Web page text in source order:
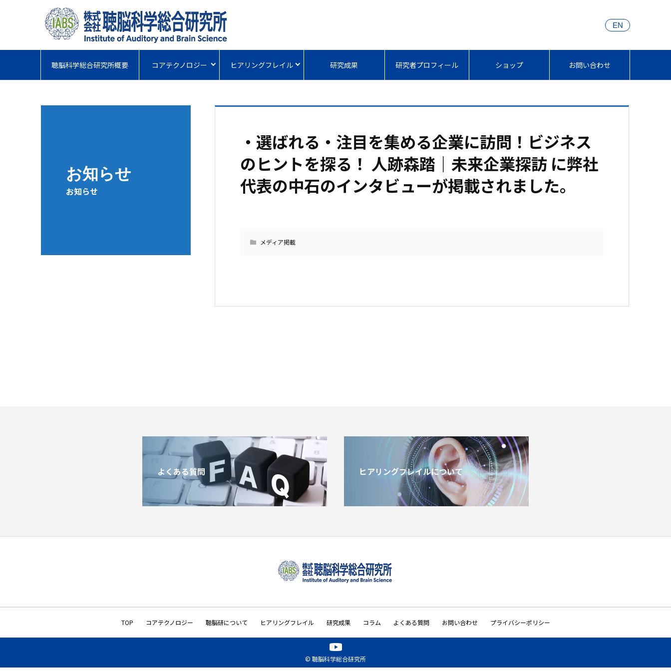
EN
聴脳科学総合研究所概要 コアテクノロジー ヒアリングフレイル 研究成果 研究者プロフィール ショップ お問い合わせ
お知らせ
お知らせ
・選ばれる・注目を集める企業に訪問！ビジネス
のヒントを探る！ 人跡森踏｜未来企業探訪 に弊社
代表の中石のインタビューが掲載されました。
メディア掲載
よくある質問 ヒアリングフレイルについて
TOP コアテクノロジー 聴脳研について ヒアリングフレイル 研究成果 コラム よくある質問 お問い合わせ プライバシーポリシー
© 聴脳科学総合研究所